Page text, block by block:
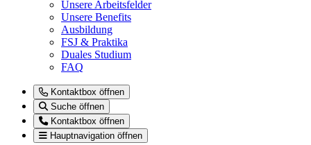
Unsere Arbeitsfelder
Unsere Benefits
Ausbildung
FSJ & Praktika
Duales Studium
FAQ
Kontaktbox öffnen
Suche öffnen
Kontaktbox öffnen
Hauptnavigation öffnen